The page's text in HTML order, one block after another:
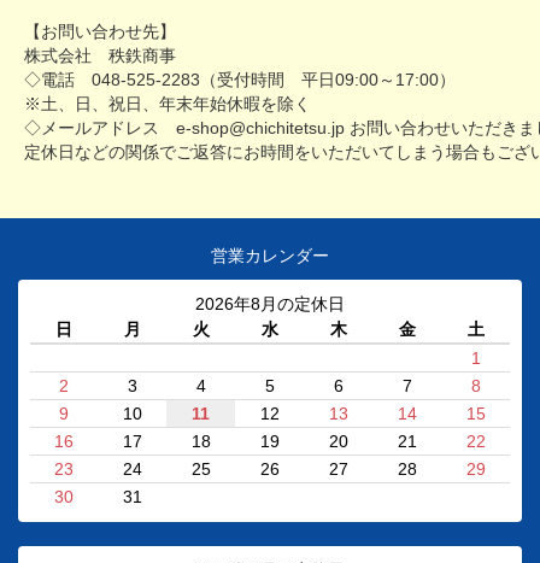
【お問い合わせ先】
株式会社 秩鉄商事
◇電話 048-525-2283（受付時間 平日09:00～17:00）
※土、日、祝日、年末年始休暇を除く
◇メールアドレス e-shop@chichitetsu.jp お問い合わせいただきま
定休日などの関係でご返答にお時間をいただいてしまう場合もご
営業カレンダー
2026年8月の定休日
日
月 火 水 木 金
土
1
2
3 4 5 6 7
8
9
10 11 12 13 14
15
16
17 18 19 20 21
22
23
24 25 26 27 28
29
30
31